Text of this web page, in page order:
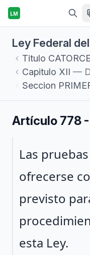
LM
Ley Federal
Titulo CATORCE
Capitulo XII —
Seccion
Artículo 778 -
Párrafo 1
Las
ofrecerse
previsto
esta Ley.